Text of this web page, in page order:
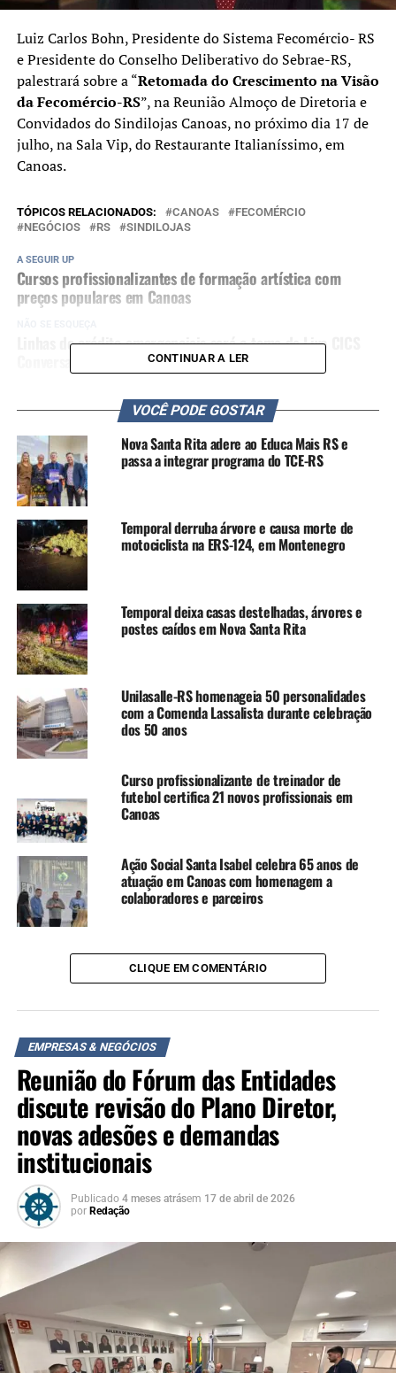
Luiz Carlos Bohn, Presidente do Sistema Fecomércio- RS
e Presidente do Conselho Deliberativo do Sebrae-RS,
palestrará sobre a “Retomada do Crescimento na Visão
da Fecomércio-RS”, na Reunião Almoço de Diretoria e
Convidados do Sindilojas Canoas, no próximo dia 17 de
julho, na Sala Vip, do Restaurante Italianíssimo, em
Canoas.
TÓPICOS RELACIONADOS: CANOAS
FECOMÉRCIO
NEGÓCIOS
RS SINDILOJAS
A SEGUIR UP
Cursos profissionalizantes de formação artística com
preços populares em Canoas
Linhas de crédito emergenciais será o tema da Live CICS
CONTINUAR A LER
VOCÊ PODE GOSTAR
Nova Santa Rita adere ao Educa Mais RS e
passa a integrar programa do TCE-RS
Temporal derruba árvore e causa morte de
motociclista na ERS-124, em Montenegro
Temporal deixa casas destelhadas, árvores e
postes caídos em Nova Santa Rita
Unilasalle-RS homenageia 50 personalidades
com a Comenda Lassalista durante celebração
dos 50 anos
Curso profissionalizante de treinador de
futebol certifica 21 novos profissionais em
Canoas
Ação Social Santa Isabel celebra 65 anos de
atuação em Canoas com homenagem a
colaboradores e parceiros
CLIQUE EM COMENTÁRIO
EMPRESAS & NEGÓCIOS
Reunião do Fórum das Entidades
discute revisão do Plano Diretor,
novas adesões e demandas
institucionais
Publicado 4 meses atrásem 17 de abril de 2026
por Redação